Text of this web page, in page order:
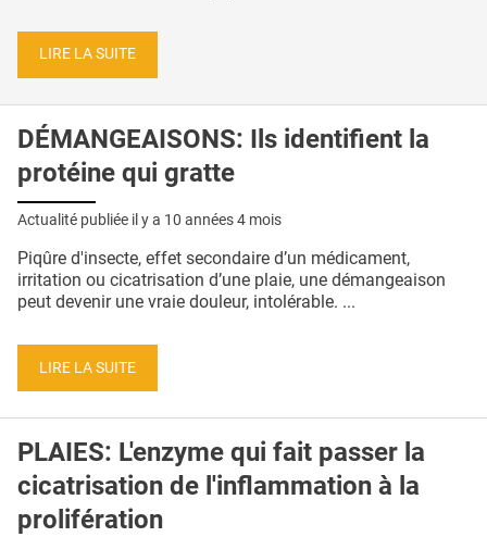
LIRE LA SUITE
DÉMANGEAISONS: Ils identifient la
protéine qui gratte
Actualité publiée il y a 10 années 4 mois
Piqûre d'insecte, effet secondaire d’un médicament,
irritation ou cicatrisation d’une plaie, une démangeaison
peut devenir une vraie douleur, intolérable. ...
LIRE LA SUITE
PLAIES: L'enzyme qui fait passer la
cicatrisation de l'inflammation à la
prolifération